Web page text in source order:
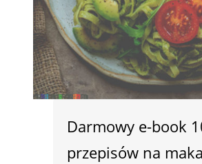
Darmowy e-book
przepisów na